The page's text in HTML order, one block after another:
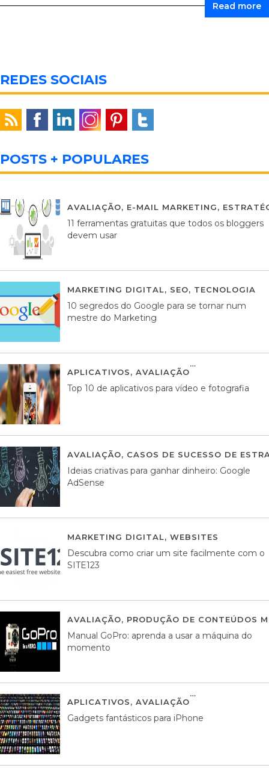
Read more
REDES SOCIAIS
POSTS + POPULARES
AVALIAÇÃO, E-MAIL MARKETING,
11 ferramentas gratuitas que todos os bloggers
devem usar
MARKETING DIGITAL, SEO, TECNOLOGIA
10 segredos do Google para se tornar num
mestre do Marketing
APLICATIVOS, AVALIAÇÃO
Top 10 de aplicativos para vídeo e fotografia
AVALIAÇÃO, CASOS DE SUCESSO DE
Ideias criativas para ganhar dinheiro: Google
AdSense
MARKETING DIGITAL, WEBSITES
Descubra como criar um site facilmente com o
SITE123
AVALIAÇÃO, PRODUÇÃO DE CONTEÚDOS
Manual GoPro: aprenda a usar a máquina do
momento
APLICATIVOS, AVALIAÇÃO
Gadgets fantásticos para iPhone